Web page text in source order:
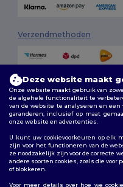
Verzendmethoden
Algemene voorwaarden |
Volg ons
Deze website maakt
Onze website maakt gebruik van
de algehele functionaliteit te
van de website te analyseren en een
garanderen, inclusief op maat
onze website en advertenties.
U kunt uw cookievoorkeuren op elk
zijn voor het functioneren van de
ze noodzakelijk zijn voor de correcte
andere soorten cookies, zoals die
of blokkeren.
Voor meer details over hoe we
U
€10
Om uw korting the